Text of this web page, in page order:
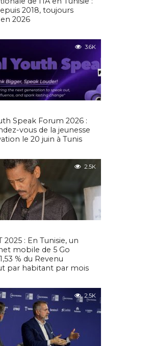
2018, toujours
2026
3.6K
Speak Forum 2026 :
vous de la jeunesse
le 20 juin à Tunis
2.5K
: En Tunisie, un
mobile de 5 Go
% du Revenu
par habitant par mois
2.5K